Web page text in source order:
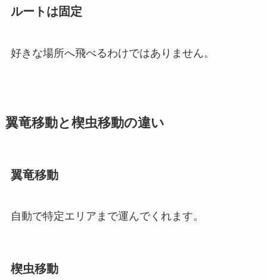
ルートは固定
好きな場所へ飛べるわけではありません。
翼竜移動と楔虫移動の違い
翼竜移動
自動で特定エリアまで運んでくれます。
楔虫移動